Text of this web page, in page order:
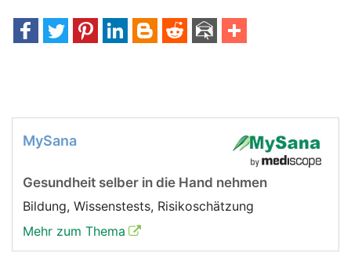
MySana
Gesundheit selber in die Hand nehmen
Bildung, Wissenstests, Risikoschätzung
Mehr zum Thema